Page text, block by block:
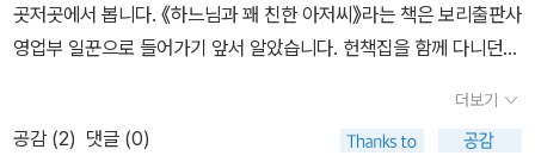
게 되겠죠. 운동장에는 흙이 가득합니다만 그것을 밟고 갔다간 신발
바닥이 더러워 질 것이니, 웬만하면 또 시멘트와 콘트리트와 철근을
이 가득차 있으니 얼마나 비인간적이겠어요. 제가 근무하는 학교는
초’로 가른다. 어느 켠에도 안 서면서 어린이를 바라보고 스스로 어른
으로 서자면 ‘草’가 아닌 ‘풀’을 볼 노릇이고, “풀이 있다”고 속삭이면
된다. 온누리 모두 풀이다. 우리 스스로 들풀이다.ㅅㄴㄹ※ 글쓴이숲
노래(최종규) : 우리말꽃(국어사전)을 씁니다. “말꽃 짓는 책숲, 숲노
곳저곳에서 봅니다. 《하느님과 꽤 친한 아저씨》라는 책은 보리출판사
영업부 일꾼으로 들어가기 앞서 알았습니다. 헌책집을 함께 다니던
렁에서 이 책을 끄집어내어 보여줍니다. “저라고 모든 책을 어떻게 다
알아요? 늘 새롭게 만나면서 배우는걸요.” 2000년으로 접어든 어느
더보기
공감 (2) 댓글 (0)